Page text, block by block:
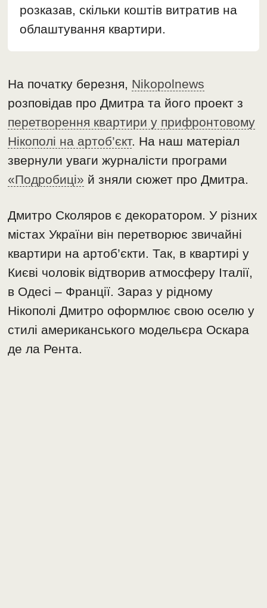
розказав, скільки коштів витратив на
облаштування квартири.
На початку березня, Nikopolnews
розповідав про Дмитра та його проект з
перетворення квартири у прифронтовому
Нікополі на артоб’єкт. На наш матеріал
звернули уваги журналісти програми
«Подробиці» й зняли сюжет про Дмитра.
Дмитро Сколяров є декоратором. У різних
містах України він перетворює звичайні
квартири на артоб’єкти. Так, в квартирі у
Києві чоловік відтворив атмосферу Італії,
в Одесі – Франції. Зараз у рідному
Нікополі Дмитро оформлює свою оселю у
стилі американського модельєра Оскара
де ла Рента.